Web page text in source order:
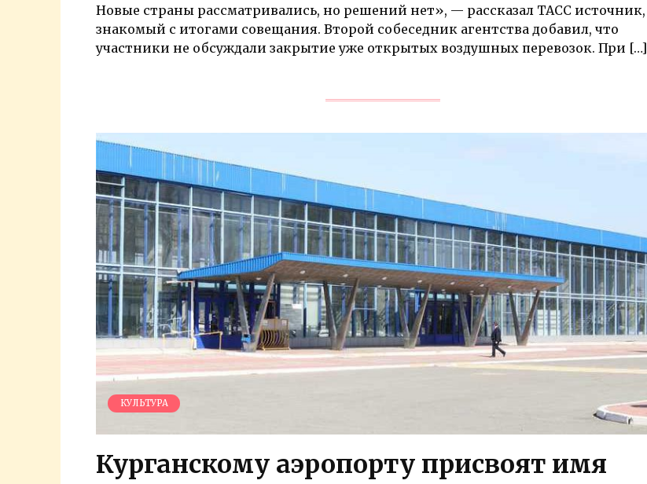
Новые страны рассматривались, но решений нет», — рассказал ТАСС источник,
знакомый с итогами совещания. Второй собеседник агентства добавил, что
участники не обсуждали закрытие уже открытых воздушных перевозок. При […]
КУЛЬТУРА
Курганскому аэропорту присвоят имя